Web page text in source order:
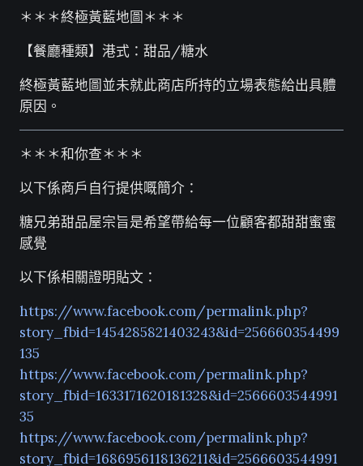
＊＊＊終極黃藍地圖＊＊＊
【餐廳種類】港式：甜品/糖水
終極黃藍地圖並未就此商店所持的立場表態給出具體
原因。
＊＊＊和你查＊＊＊
以下係商戶自行提供嘅簡介：
糖兄弟甜品屋宗旨是希望帶給每一位顧客都甜甜蜜蜜
感覺
以下係相關證明貼文：
https://www.facebook.com/permalink.php?
story_fbid=1454285821403243&id=256660354499
135
https://www.facebook.com/permalink.php?
story_fbid=1633171620181328&id=2566603544991
35
https://www.facebook.com/permalink.php?
story_fbid=1686956118136211&id=2566603544991